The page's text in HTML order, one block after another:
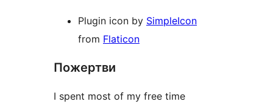
Plugin icon by SimpleIcon
from Flaticon
Пожертви
I spent most of my free time